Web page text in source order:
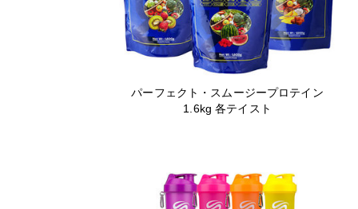
パーフェクト・スムージープロテイン
1.6kg 各テイスト